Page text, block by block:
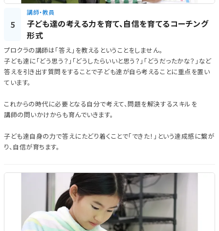
5
講師・教員
子ども達の考える力を育て、自信を育てるコーチング
形式
プロクラの講師は「答え」を教えるということをしません。
子ども達に「どう思う？」「どうしたらいいと思う？」「どうだったかな？」など
答えを引き出す質問をすることで子ども達が自ら考えることに重点を置い
ています。
これからの時代に必要となる自分で考えて、問題を解決するスキルを
講師の問いかけからも育んでいきます。
子ども達自身の力で答えにたどり着くことで「できた！」という達成感に繋が
り、自信が育ちます。